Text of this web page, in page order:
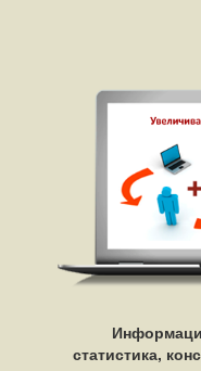
статистика,